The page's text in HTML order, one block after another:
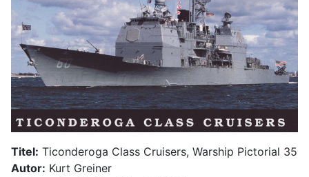
Titel: Ticonderoga Class Cruisers, Warship Pictorial 35
Autor: Kurt Greiner